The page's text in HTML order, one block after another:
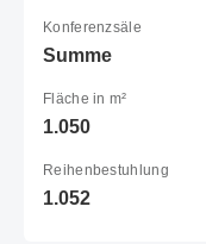
Konferenzsäle
Summe
Fläche in m²
1.050
Reihenbestuhlung
1.052